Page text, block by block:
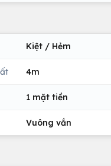
Kiệt / Hẻm
4m
1 mặt tiền
Vuông vắn